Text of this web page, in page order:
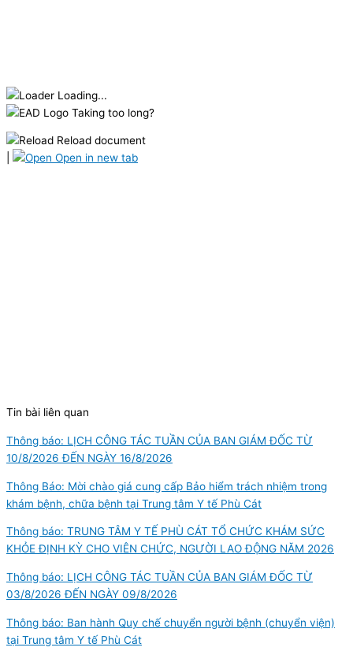
Loading...
Taking too long?
Reload document
Open in new tab
Tin bài liên quan
Thông báo: LỊCH CÔNG TÁC TUẦN CỦA BAN GIÁM ĐỐC TỪ
10/8/2026 ĐẾN NGÀY 16/8/2026
Thông Báo: Mời chào giá cung cấp Bảo hiểm trách nhiệm trong
khám bệnh, chữa bệnh tại Trung tâm Y tế Phù Cát
Thông báo: TRUNG TÂM Y TẾ PHÙ CÁT TỔ CHỨC KHÁM SỨC
KHỎE ĐỊNH KỲ CHO VIÊN CHỨC, NGƯỜI LAO ĐỘNG NĂM 2026
Thông báo: LỊCH CÔNG TÁC TUẦN CỦA BAN GIÁM ĐỐC TỪ
03/8/2026 ĐẾN NGÀY 09/8/2026
Thông báo: Ban hành Quy chế chuyển người bệnh (chuyển viện)
tại Trung tâm Y tế Phù Cát